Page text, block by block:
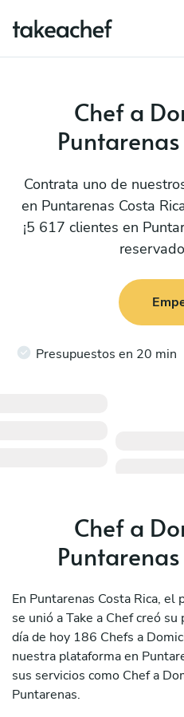
Chef a
Contrata uno de
en Puntarenas Costa
¡5 617 clientes en
Presupuestos en 20 min
Chef a
En Puntarenas Costa Rica,
se unió a Take a Chef creó
día de hoy 186 Chefs a
nuestra plataforma en
sus servicios como Chef a
Puntarenas.